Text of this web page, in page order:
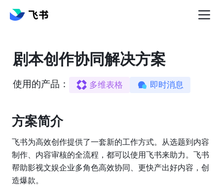
剧本创作协同解决方案
使用的产品： 多维表格 即时消息
方案简介️
飞书为高效创作提供了一套新的工作方式。从选题到内容
制作、内容审核的全流程，都可以使用飞书来助力。飞书
帮助影视文娱企业多角色高效协同、更快产出好内容，创
造爆款。